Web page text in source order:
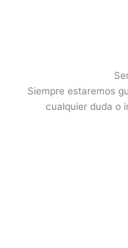
Siempre estaremos
cualquier duda o